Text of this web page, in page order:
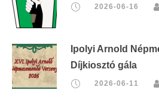
2026-06-16
Ipolyi Arnold
Díjkiosztó gála
2026-06-11